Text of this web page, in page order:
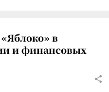
в
и финансовых